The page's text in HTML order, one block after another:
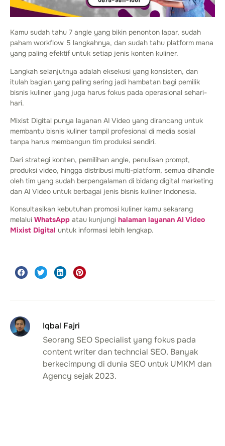
Kamu sudah tahu 7 angle yang bikin penonton lapar, sudah
paham workflow 5 langkahnya, dan sudah tahu platform mana
yang paling efektif untuk setiap jenis konten kuliner.
Langkah selanjutnya adalah eksekusi yang konsisten, dan
itulah bagian yang paling sering jadi hambatan bagi pemilik
bisnis kuliner yang juga harus fokus pada operasional sehari-
hari.
Mixist Digital punya layanan AI Video yang dirancang untuk
membantu bisnis kuliner tampil profesional di media sosial
tanpa harus membangun tim produksi sendiri.
Dari strategi konten, pemilihan angle, penulisan prompt,
produksi video, hingga distribusi multi-platform, semua dihandle
oleh tim yang sudah berpengalaman di bidang digital marketing
dan AI Video untuk berbagai jenis bisnis kuliner Indonesia.
Konsultasikan kebutuhan promosi kuliner kamu sekarang
melalui WhatsApp atau kunjungi halaman layanan AI Video
Mixist Digital untuk informasi lebih lengkap.
Iqbal Fajri
Seorang SEO Specialist yang fokus pada
content writer dan techncial SEO. Banyak
berkecimpung di dunia SEO untuk UMKM dan
Agency sejak 2023.